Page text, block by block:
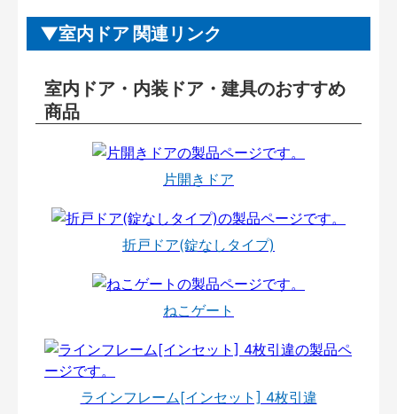
室内ドア 関連リンク
室内ドア・内装ドア・建具のおすすめ
商品
片開きドア
折戸ドア(錠なしタイプ)
ねこゲート
ラインフレーム[インセット] 4枚引違